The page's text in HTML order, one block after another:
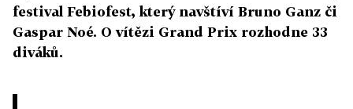
festival Febiofest, který navštíví Bruno Ganz či
Gaspar Noé. O vítězi Grand Prix rozhodne 33
diváků.